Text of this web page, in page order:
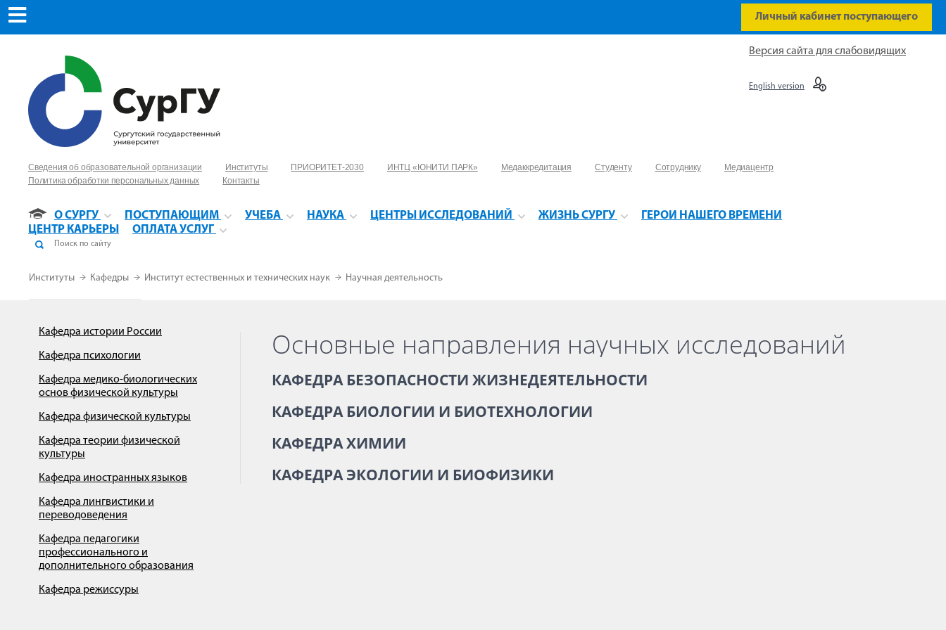
Личный кабинет поступающего
Сведения об образовательной организации Институты ПРИОРИТЕТ-2030 ИНТЦ «ЮНИТИ ПАРК» Медаккредитация Студенту Сотруднику
Медиацентр
Политика обработки персональных данных
Контакты
О СУРГУ ПОСТУПАЮЩИМ УЧЕБА НАУКА ЦЕНТРЫ ИССЛЕДОВАНИЙ ЖИЗНЬ СУРГУ
ГЕРОИ НАШЕГО ВРЕМЕНИ
ЦЕНТР КАРЬЕРЫ
ОПЛАТА УСЛУГ
Версия сайта для слабовидящих
English version
Институты Кафедры Институт естественных и технических наук Научная деятельность
Кафедра истории России
Кафедра психологии
Кафедра медико-биологических
основ физической культуры
Кафедра физической культуры
Кафедра теории физической
культуры
Кафедра иностранных языков
Кафедра лингвистики и
переводоведения
Кафедра педагогики
профессионального и
дополнительного образования
Кафедра режиссуры
Основные направления научных исследований
КАФЕДРА БЕЗОПАСНОСТИ ЖИЗНЕДЕЯТЕЛЬНОСТИ
КАФЕДРА БИОЛОГИИ И БИОТЕХНОЛОГИИ
КАФЕДРА ХИМИИ
КАФЕДРА ЭКОЛОГИИ И БИОФИЗИКИ